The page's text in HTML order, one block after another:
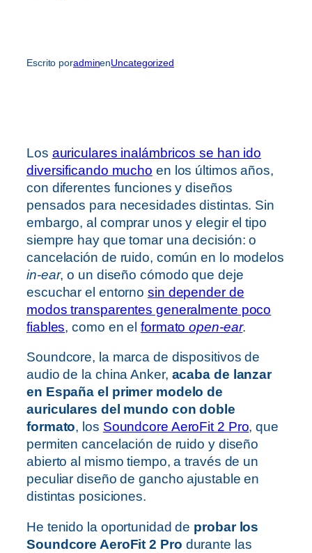
Escrito poradminenUncategorized
Los auriculares inalámbricos se han ido
diversificando mucho en los últimos años,
con diferentes funciones y diseños
pensados para necesidades distintas. Sin
embargo, al comprar unos y elegir el tipo
siempre hay que tomar una decisión: o
cancelación de ruido, común en lo modelos
in-ear, o un diseño cómodo que deje
escuchar el entorno sin depender de
modos transparentes generalmente poco
fiables, como en elformatoopen-ear.
Soundcore, la marca de dispositivos de
audio de la china Anker, acaba de lanzar
en España el primer modelo de
auriculares del mundo con doble
formato, los Soundcore AeroFit 2 Pro, que
permiten cancelación de ruido y diseño
abierto al mismo tiempo, a través de un
peculiar diseño de gancho ajustable en
distintas posiciones.
He tenido la oportunidad de probar los
Soundcore AeroFit 2 Pro durante las